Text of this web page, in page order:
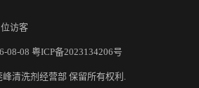
位访客
08-08 粤ICP备2023134206号
峰清洗剂经营部 保留所有权利.